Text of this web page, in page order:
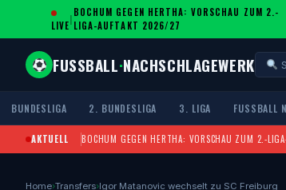
LIVE
|
BOCHUM GEGEN HERTHA: VORSCHAU ZUM 2.-
LIGA-AUFTAKT 2026/27
FUSSBALL·NACHSCHLAGEWERK
BUNDESLIGA 2. BUNDESLIGA 3. LIGA FUSSBALL
AKTUELL BOCHUM GEGEN HERTHA: VORSCHAU ZUM 2.-
Home›Transfers›Igor Matanovic wechselt zu SC Freiburg